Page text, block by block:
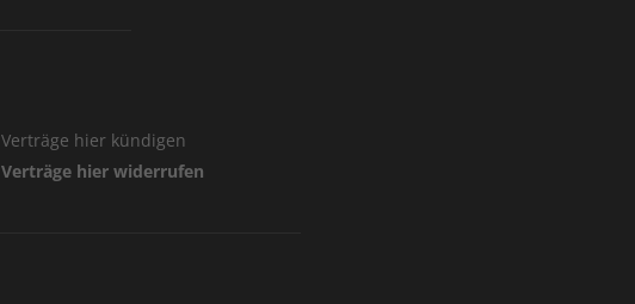
Verträge hier kündigen
Verträge hier widerrufen